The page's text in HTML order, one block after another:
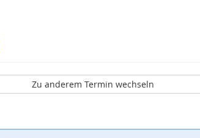
Zu anderem Termin wechseln